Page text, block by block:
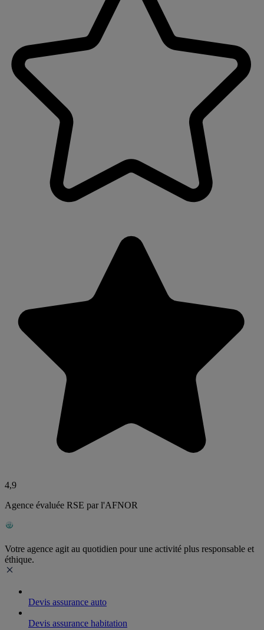
4,9
Agence évaluée RSE par l'AFNOR
Votre agence agit au quotidien pour une activité plus responsable et
éthique.
Devis assurance auto
Devis assurance habitation